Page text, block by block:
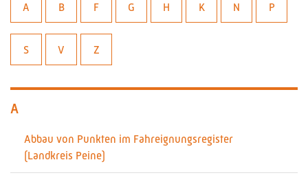
A B F G H K N P
S V Z
A
Abbau von Punkten im Fahreignungsregister
(Landkreis Peine)